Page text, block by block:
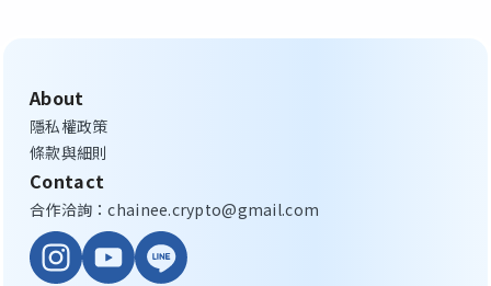
About
隱私權政策
條款與細則
Contact
合作洽詢：chainee.crypto@gmail.com